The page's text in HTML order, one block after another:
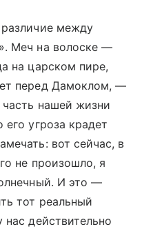
между
Меч на волоске —
на царском пире,
перед Дамоклом, —
нашей жизни
угроза крадет
вот сейчас, в
не произошло, я
И это —
тот реальный
действительно